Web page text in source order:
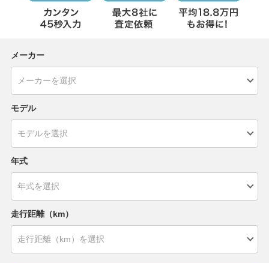
メーカー
モデル
年式
走行距離（km）